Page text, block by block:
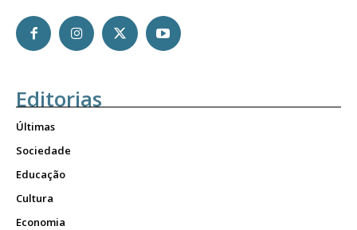
Editorias
Últimas
Sociedade
Educação
Cultura
Economia